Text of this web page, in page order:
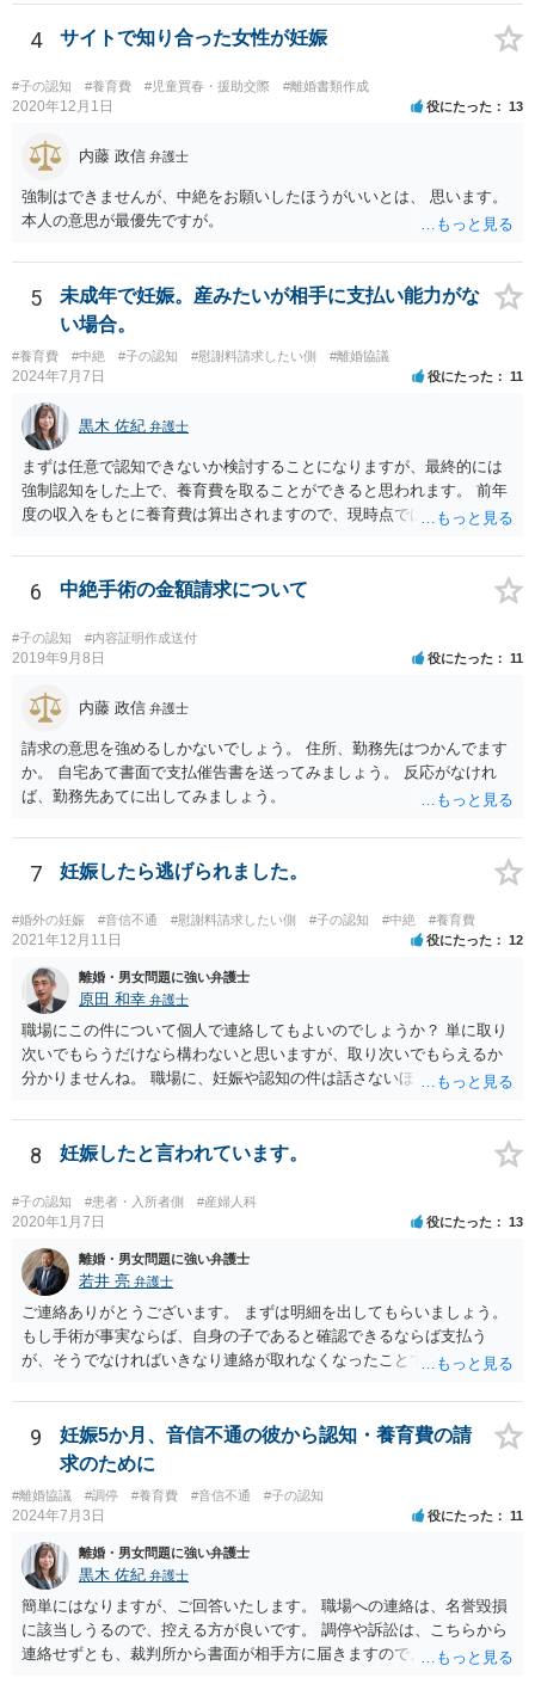
4 サイトで知り合った女性が妊娠
#子の認知 #養育費 #児童買春・援助交際 #離婚書類作成
2020年12月1日 役にたった 13
内藤 政信 弁護士
強制はできませんが、中絶をお願いしたほうがいいとは、 思います。
本人の意思が最優先ですが。
5
未成年で妊娠。産みたいが相手に支払い能力がな
い場合。
#養育費 #中絶 #子の認知 #慰謝料請求したい側 #離婚協議
2024年7月7日 役にたった 11
黒木 佐紀 弁護士
まずは任意で認知できないか検討することになりますが、最終的には
強制認知をした上で、養育費を取ることができると思われます。 前年
度の収入をもとに養育費は算出されますので、現時点では少額しか取
育費の増額調停を起こすこともできます。 仮に中絶する場合でも、相
手方が妊娠について話し合いをしっかりしてくれない場合には、慰謝
料請求などもできる可能性があります。 いずれにせよ、親御さんとの
関わりが不可欠となると思われますので、一度話し合った上で、法律
事務所へ早めのご相談をされたほうがよろしいかと思います。
6 中絶手術の金額請求について
#子の認知 #内容証明作成送付
2019年9月8日 役にたった 11
内藤 政信 弁護士
請求の意思を強めるしかないでしょう。 住所、勤務先はつかんでます
か。 自宅あて書面で支払催告書を送ってみましょう。 反応がなけれ
ば、勤務先あてに出してみましょう。
7 妊娠したら逃げられました。
#婚外の妊娠 #音信不通 #慰謝料請求したい側 #子の認知 #中絶 #養育費
2021年12月11日 役にたった 12
離婚・男女問題に強い弁護士
原田 和幸 弁護士
職場にこの件について個人で連絡してもよいのでしょうか？ 単に取り
次いでもらうだけなら構わないと思いますが、取り次いでもらえるか
分かりませんね。 職場に、妊娠や認知の件は話さないほうがよいと思
難しいと思われれば、弁護士に入ってもらうことも検討されてくださ
い。 一度、お近くの弁護士に相談されてみてもよいと思います。
8 妊娠したと言われています。
#子の認知 #患者・入所者側 #産婦人科
2020年1月7日 役にたった 13
離婚・男女問題に強い弁護士
若井 亮 弁護士
ご連絡ありがとうございます。 まずは明細を出してもらいましょう。
もし手術が事実ならば、自身の子であると確認できるならば支払う
が、そうでなければいきなり連絡が取れなくなったことで不信感もあ
してはいかがでしょうか。 代理人となる場合ですが、事務所ごとにま
ちまちです。 弊所の場合、交渉をお受けするとなると20万円くらいが
多いかと思います。
9
妊娠5か月、音信不通の彼から認知・養育費の請
求のために
#離婚協議 #調停 #養育費 #音信不通 #子の認知
2024年7月3日 役にたった 11
離婚・男女問題に強い弁護士
黒木 佐紀 弁護士
簡単にはなりますが、ご回答いたします。 職場への連絡は、名誉毀損
に該当しうるので、控える方が良いです。 調停や訴訟は、こちらから
連絡せずとも、裁判所から書面が相手方に届きますので、連絡不要で